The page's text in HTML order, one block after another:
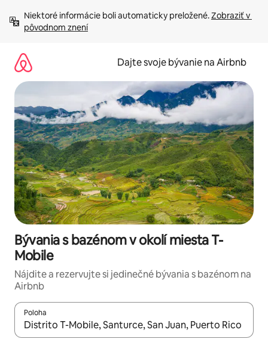
obsah.
Niektoré informácie boli automaticky preložené. Zobraziť v
pôvodnom znení
Dajte svoje bývanie na Airbnb
Bývania s bazénom v okolí miesta T-
Mobile
Nájdite a rezervujte si jedinečné bývania s bazénom na
Airbnb
Poloha
Keď budú výsledky k dispozícii, môžete si ich prechádzať